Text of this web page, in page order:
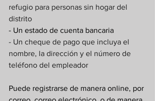
refugio para personas sin hogar del
distrito
- Un estado de cuenta bancaria
- Un cheque de pago que incluya el
nombre, la dirección y el número de
teléfono del empleador
Puede registrarse de manera online, por